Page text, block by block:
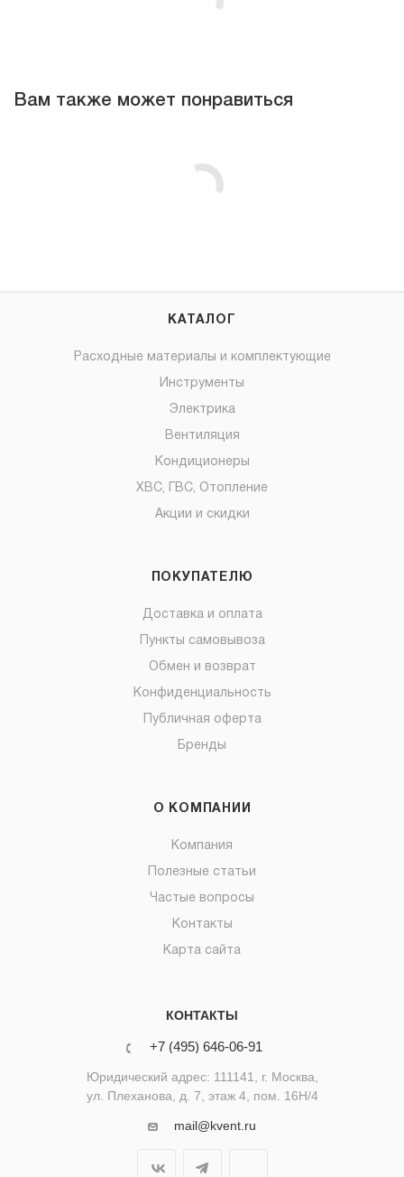
Вам также может понравиться
КАТАЛОГ
Расходные материалы и комплектующие
Инструменты
Электрика
Вентиляция
Кондиционеры
ХВС, ГВС, Отопление
Акции и скидки
ПОКУПАТЕЛЮ
Доставка и оплата
Пункты самовывоза
Обмен и возврат
Конфиденциальность
Публичная оферта
Бренды
О КОМПАНИИ
Компания
Полезные статьи
Частые вопросы
Контакты
Карта сайта
КОНТАКТЫ
+7 (495) 646-06-91
Юридический адрес: 111141, г. Москва,
ул. Плеханова, д. 7, этаж 4, пом. 16Н/4
mail@kvent.ru